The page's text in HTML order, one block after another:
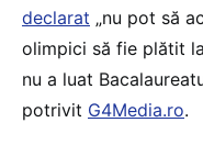
declarat „nu pot să
olimpici să fie plătit
nu a luat
potrivit G4Media.ro.